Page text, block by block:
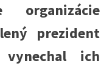
organizácie
prezident
ich